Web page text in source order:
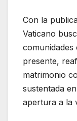
Con la
Vaticano
comunidades
presente,
matrimonio
sustentada
apertura a la